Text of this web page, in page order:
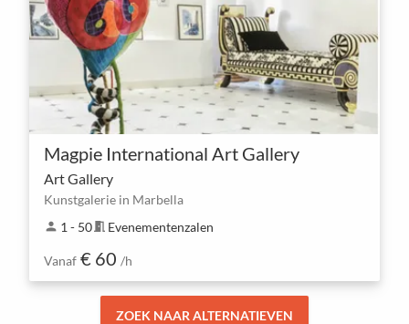
Magpie International Art Gallery
Art Gallery
Kunstgalerie in Marbella
person 1 - 50meeting_room Evenementenzalen
Vanaf € 60 /h
ZOEK NAAR ALTERNATIEVEN